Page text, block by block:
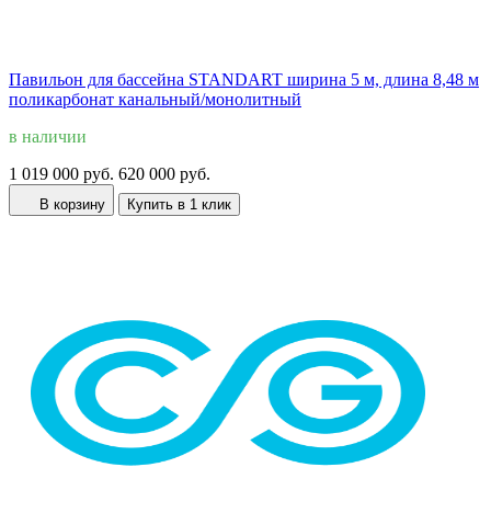
Павильон для бассейна STANDART ширина 5 м, длина 8,48 м
поликарбонат канальный/монолитный
в наличии
1 019 000 руб. 620 000 руб.
В корзину Купить в 1 клик